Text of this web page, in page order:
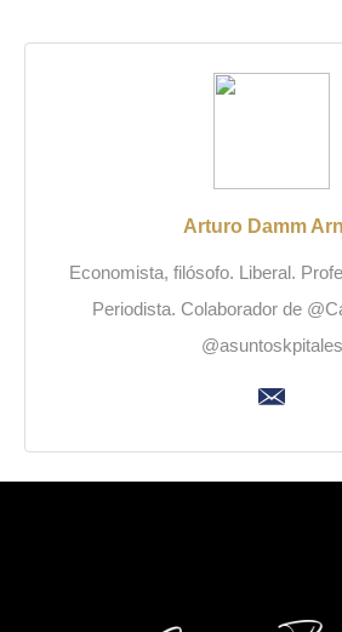
Arturo Damm
Economista, filósofo. Liberal.
Periodista. Colaborador de
@asuntoskpitales